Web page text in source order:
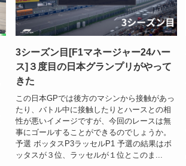
3シーズン目[F1マネージャー24ハー
ス]３度目の日本グランプリがやって
きた
この日本GPでは後方のマシンから接触があっ
たり、バトル中に接触したりとハースとの相
性が悪いイメージですが、今回のレースは無
事にゴールすることができるのでしょうか。
予選 ボッタスP3ラッセルP1 予選の結果はボ
ッタスが３位、ラッセルが１位とこのま...